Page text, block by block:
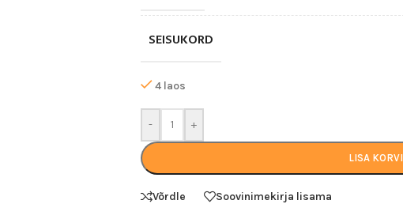
SEISUKORD
4 laos
- +
LISA KORVI
Võrdle Soovinimekirja lisama